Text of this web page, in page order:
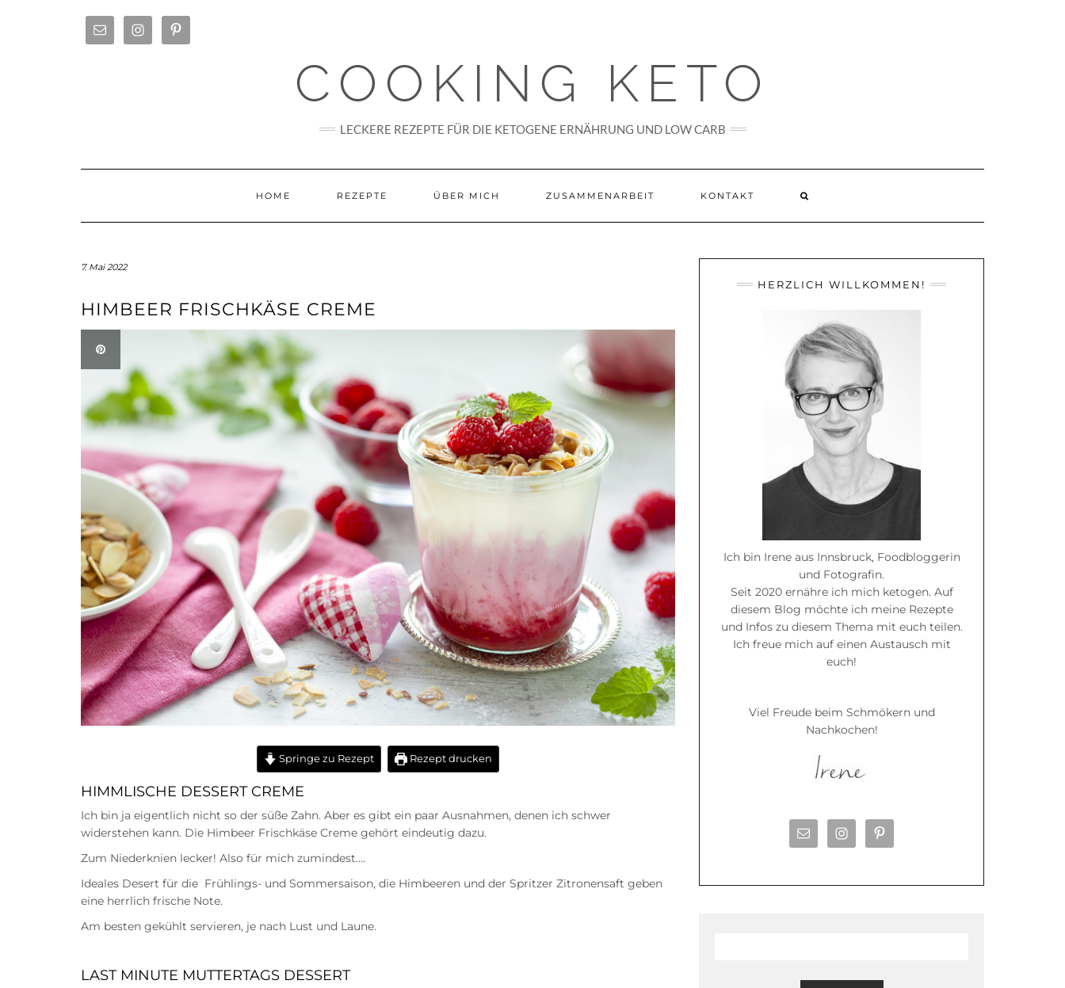
COOKING KETO
LECKERE REZEPTE FÜR DIE KETOGENE ERNÄHRUNG UND LOW CARB
HOME REZEPTE ÜBER MICH ZUSAMMENARBEIT KONTAKT
7. Mai 2022
HIMBEER FRISCHKÄSE CREME
Springe zu Rezept Rezept drucken
HIMMLISCHE DESSERT CREME
Ich bin ja eigentlich nicht so der süße Zahn. Aber es gibt ein paar Ausnahmen, denen ich schwer
widerstehen kann. Die Himbeer Frischkäse Creme gehört eindeutig dazu.
Zum Niederknien lecker! Also für mich zumindest….
Ideales Desert für die Frühlings- und Sommersaison, die Himbeeren und der Spritzer Zitronensaft geben
eine herrlich frische Note.
Am besten gekühlt servieren, je nach Lust und Laune.
LAST MINUTE MUTTERTAGS DESSERT
HERZLICH WILLKOMMEN!
Ich bin Irene aus Innsbruck, Foodbloggerin
und Fotografin.
Seit 2020 ernähre ich mich ketogen. Auf
diesem Blog möchte ich meine Rezepte
und Infos zu diesem Thema mit euch teilen.
Ich freue mich auf einen Austausch mit
euch!
Viel Freude beim Schmökern und
Nachkochen!